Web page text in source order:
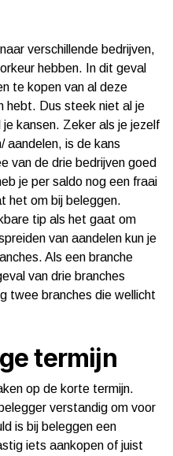
verschillende bedrijven,
hebben. In dit geval
te kopen van al deze
hebt. Dus steek niet al je
kansen. Zeker als je jezelf
aandelen, is de kans
van de drie bedrijven goed
je per saldo nog een fraai
het om bij beleggen.
tip als het gaat om
van aandelen kun je
Als een branche
van drie branches
twee branches die wellicht
termijn
op de korte termijn.
verstandig om voor
is bij beleggen een
iets aankopen of juist